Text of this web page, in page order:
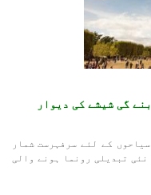
گی شیشے کی دیوار
کے لئے سرفہرست شمار
تبدیلی رونما ہونے والی